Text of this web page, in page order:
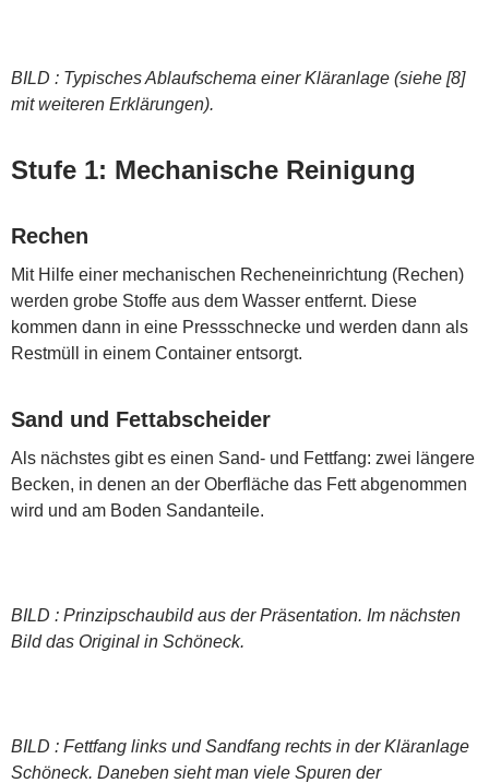
BILD : Typisches Ablaufschema einer Kläranlage (siehe [8]
mit weiteren Erklärungen).
Stufe 1: Mechanische Reinigung
Rechen
Mit Hilfe einer mechanischen Recheneinrichtung (Rechen)
werden grobe Stoffe aus dem Wasser entfernt. Diese
kommen dann in eine Pressschnecke und werden dann als
Restmüll in einem Container entsorgt.
Sand und Fettabscheider
Als nächstes gibt es einen Sand- und Fettfang: zwei längere
Becken, in denen an der Oberfläche das Fett abgenommen
wird und am Boden Sandanteile.
BILD : Prinzipschaubild aus der Präsentation. Im nächsten
Bild das Original in Schöneck.
BILD : Fettfang links und Sandfang rechts in der Kläranlage
Schöneck. Daneben sieht man viele Spuren der